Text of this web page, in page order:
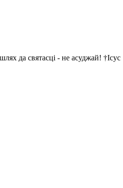
да святасці - не асуджай! †Ісус